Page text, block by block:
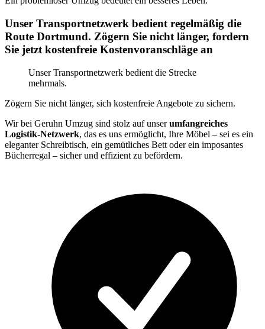
Unser Transportnetzwerk bedient regelmäßig die
Route Dortmund. Zögern Sie nicht länger, fordern
Sie jetzt kostenfreie Kostenvoranschläge an
Unser Transportnetzwerk bedient die Strecke
mehrmals.
Zögern Sie nicht länger, sich kostenfreie Angebote zu sichern.
Wir bei Geruhn Umzug sind stolz auf unserumfangreiches
Logistik-Netzwerk, das es uns ermöglicht, Ihre Möbel – sei es ein
eleganter Schreibtisch, ein gemütliches Bett oder ein imposantes
Bücherregal – sicher und effizient zu befördern.